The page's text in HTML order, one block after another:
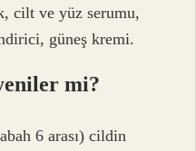
cilt ve yüz serumu,
güneş kremi.
mi?
6 arası) cildin